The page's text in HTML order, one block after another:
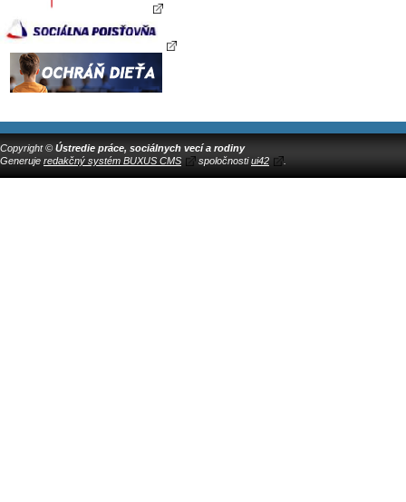
Copyright © Ústredie práce, sociálnych vecí a rodiny
Generuje redakčný systém BUXUS CMS spoločnostiui42